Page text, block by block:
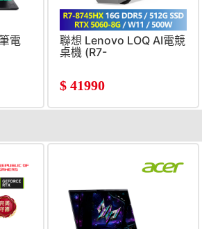
電
聯想 Lenovo LOQ AI電競
桌機 (R7-
$ 41990